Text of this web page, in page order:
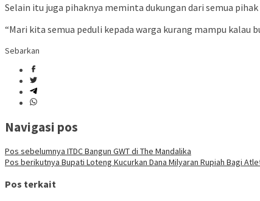
Selain itu juga pihaknya meminta dukungan dari semua
“Mari kita semua peduli kepada warga kurang mampu
Sebarkan
Navigasi pos
Pos sebelumnya ITDC Bangun GWT di The Mandalika
Pos berikutnya Bupati Loteng Kucurkan Dana Milyaran Rupiah Bagi
Pos terkait